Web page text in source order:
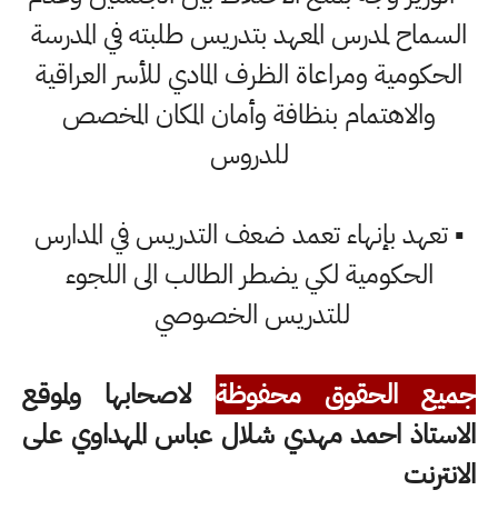
السماح لمدرس المعهد بتدريس طلبته في المدرسة
الحكومية ومراعاة الظرف المادي للأسر العراقية
والاهتمام بنظافة وأمان المكان المخصص
للدروس
▪️ تعهد بإنهاء تعمد ضعف التدريس في المدارس
الحكومية لكي يضطر الطالب الى اللجوء
للتدريس الخصوصي
جميع الحقوق محفوظة لاصحابها ولموقع
الاستاذ احمد مهدي شلال عباس المهداوي على
الانترنت